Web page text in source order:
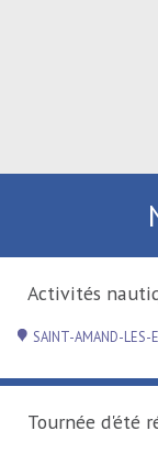
...
France ...